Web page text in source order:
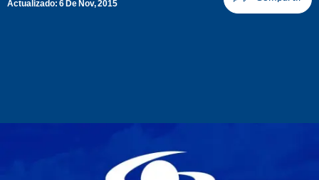
Actualizado: 6 De Nov, 2015